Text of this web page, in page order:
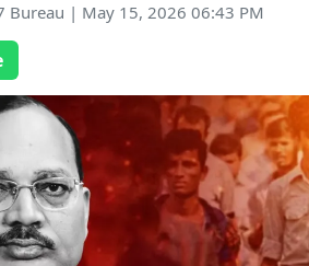
Bureau | May 15, 2026 06:43 PM